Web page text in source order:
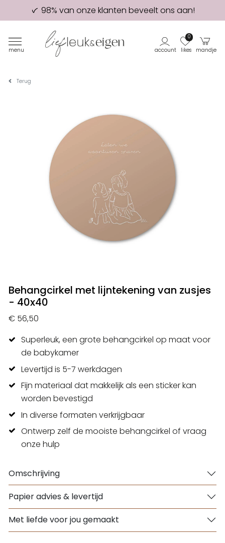
98% van onze klanten beveelt ons aan!
Eerste proefdruk GRATIS
menu account likes
0
mandje
Terug
Behangcirkel met lijntekening van zusjes
- 40x40
€ 56,50
Superleuk, een grote behangcirkel op maat voor
de babykamer
Levertijd is 5-7 werkdagen
Fijn materiaal dat makkelijk als een sticker kan
worden bevestigd
In diverse formaten verkrijgbaar
Ontwerp zelf de mooiste behangcirkel of vraag
onze hulp
Omschrijving
Papier advies & levertijd
Met liefde voor jou gemaakt